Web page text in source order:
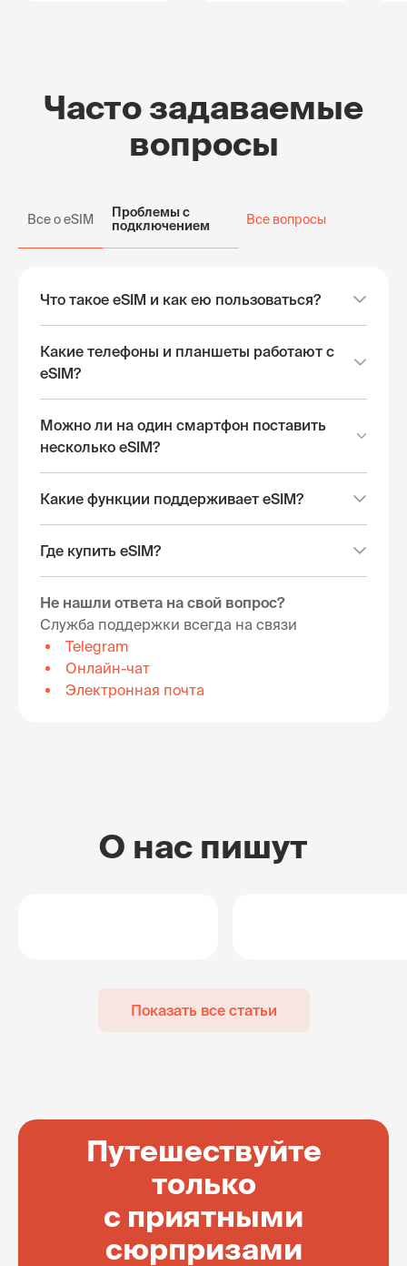
Часто задаваемые
вопросы
Все о eSIM
Проблемы с
подключением
Все вопросы
Что такое eSIM и как ею пользоваться?
Какие телефоны и планшеты работают с
eSIM?
Можно ли на один смартфон поставить
несколько eSIM?
Какие функции поддерживает eSIM?
Где купить eSIM?
Не нашли ответа на свой вопрос?
Служба поддержки всегда на связи
Telegram
Онлайн-чат
Электронная почта
О нас пишут
Показать все статьи
Путешествуйте
только
с приятными
сюрпризами